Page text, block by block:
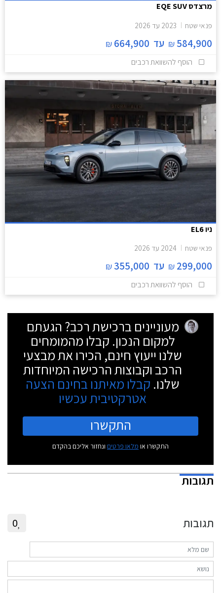
מרצדס EQE SUV
פנאי שטח 2023 עד 2026
584,900
₪ עד 664,900
₪
הוסף להשוואת רכבים
ניו EL6
פנאי שטח 2024 עד 2026
299,000
₪ עד 355,000
₪
הוסף להשוואת רכבים
מעוניינים ברכישת רכב? הגעתם
למקום הנכון. קבלו מהמומחים
שלנו ייעוץ חינם, הכירו את מבצעי
הרכב וקבוצות הרכישה המיוחדות
שלנו. קבלו מאיתנו בחינם הצעה
אטרקטיבית עכשיו
התקשרו
התקשרו או מלאו פרטים ונחזור אליכם בהקדם
תגובות
תגובות 0